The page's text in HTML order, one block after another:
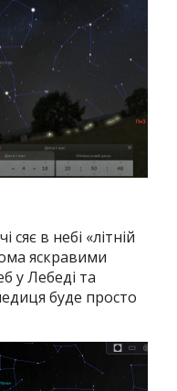
сяє в небі «літній
яскравими
у Лебеді та
буде просто